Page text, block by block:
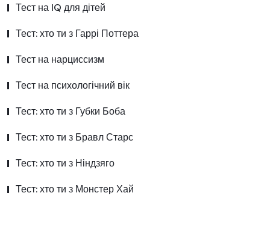
Тест на IQ для дітей
Тест: хто ти з Гаррі Поттера
Тест на нарциссизм
Тест на психологічний вік
Тест: хто ти з Губки Боба
Тест: хто ти з Бравл Старс
Тест: хто ти з Ніндзяго
Тест: хто ти з Монстер Хай